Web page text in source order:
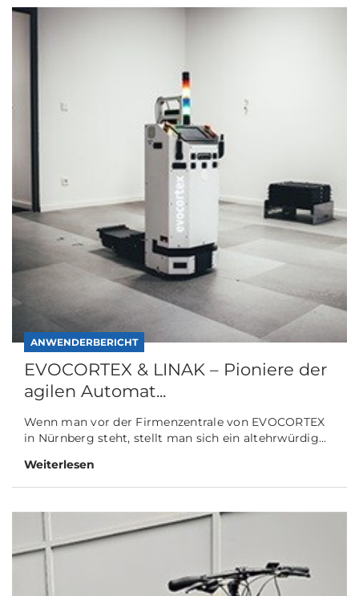
ANWENDERBERICHT
EVOCORTEX & LINAK – Pioniere der
agilen Automat...
Wenn man vor der Firmenzentrale von EVOCORTEX
in Nürnberg steht, stellt man sich ein altehrwürdig...
Weiterlesen